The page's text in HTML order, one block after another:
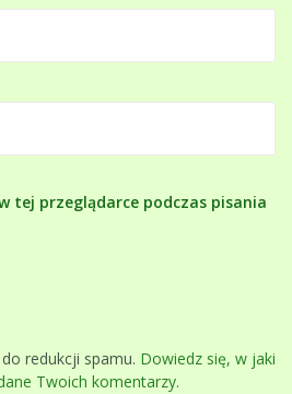
tej przeglądarce podczas pisania
redukcji spamu. Dowiedz się, w jaki
Twoich komentarzy.